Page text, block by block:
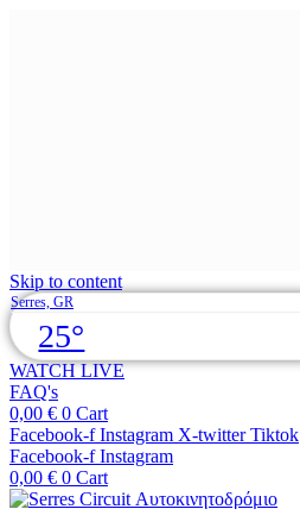
Skip to content
Serres, GR
25°
WATCH LIVE
FAQ's
0,00 € 0 Cart
Facebook-f Instagram X-twitter Tiktok
Facebook-f Instagram
0,00 € 0 Cart